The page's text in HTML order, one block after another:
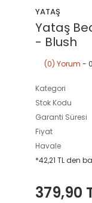
YATAŞ
Yataş
- Blush
(0) Yorum -
Kategori
Stok Kodu
Garanti Süresi
Fiyat
Havale
*42,21 TL den
379,90